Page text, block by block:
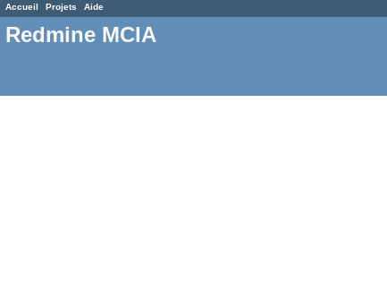
Accueil Projets Aide
Redmine MCIA